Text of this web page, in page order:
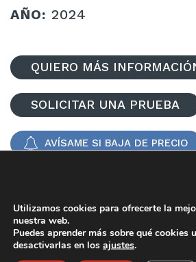
AÑO: 2024
QUIERO MÁS
SOLICITAR UNA PRUEBA
AVÍSAME SI BAJA DE PRECIO
CONOCE LAS
NC5X PLUG-IN
Híbrido
Utilizamos cookies para ofrecerte la
nuestra web.
Puedes aprender más sobre qué cookies
desactivarlas en los ajustes.